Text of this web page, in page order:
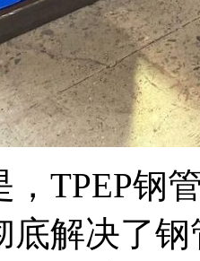
，TPEP钢
底解决了